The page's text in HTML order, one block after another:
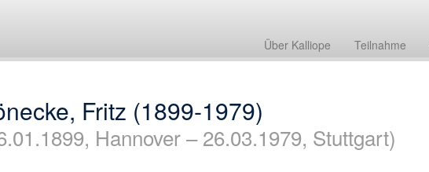
Über Kalliope Teilnahme
Fritz (1899-1979)
Hannover – 26.03.1979, Stuttgart)